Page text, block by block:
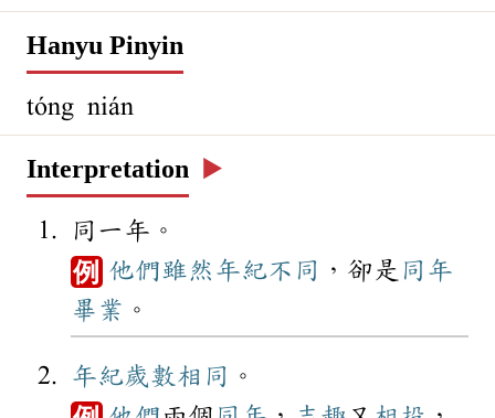
Hanyu Pinyin
tóng nián
Interpretation ▶️
同一年。
例 他們雖然 年紀不同 ，卻是 同年
畢業 。
年紀歲數相同 。